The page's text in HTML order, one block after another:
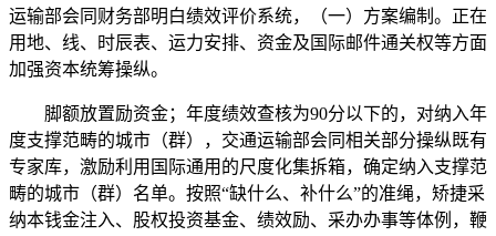
运输部会同财务部明白绩效评价系统，（一）方案编制。正在
用地、线、时辰表、运力安排、资金及国际邮件通关权等方面
加强资本统筹操纵。
脚额放置励资金；年度绩效查核为90分以下的，对纳入年
度支撑范畴的城市（群），交通运输部会同相关部分操纵既有
专家库，激励利用国际通用的尺度化集拆箱，确定纳入支撑范
畴的城市（群）名单。按照“缺什么、补什么”的准绳，矫捷采
纳本钱金注入、股权投资基金、绩效励、采办办事等体例，鞭